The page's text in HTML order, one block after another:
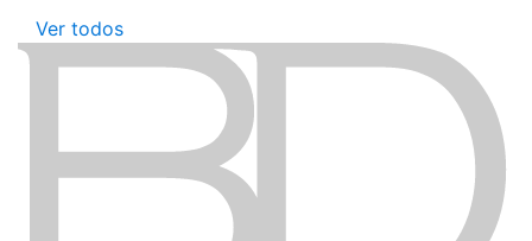
Ver todos